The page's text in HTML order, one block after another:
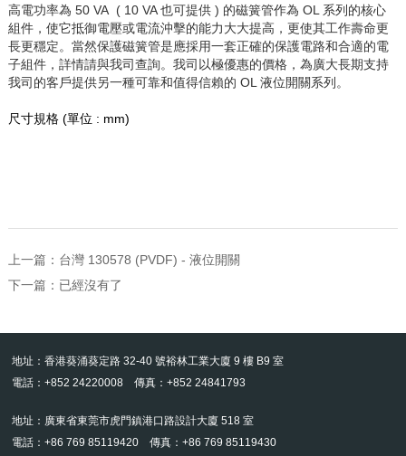
高電功率為 50 VA ( 10 VA 也可提供 ) 的磁簧管作為 OL 系列的核心
組件，使它抵御電壓或電流沖擊的能力大大提高，更使其工作壽命更
長更穩定。當然保護磁簧管是應採用一套正確的保護電路和合適的電
子組件，詳情請與我司查詢。我司以極優惠的價格，為廣大長期支持
我司的客戶提供另一種可靠和值得信賴的 OL 液位開關系列。
尺寸規格(單位 : mm)
上一篇： 台灣 130578 (PVDF) - 液位開關
下一篇：已經沒有了
地址：香港葵涌葵定路 32-40 號裕林工業大廈 9 樓 B9 室
電話：+852 24220008 傳真：+852 24841793
地址：廣東省東莞市虎門鎮港口路設計大廈 518 室
電話：+86 769 85119420 傳真：+86 769 85119430